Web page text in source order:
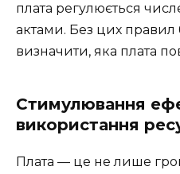
плата регулюється
актами. Без цих правил
визначити, яка плата
Стимулювання
використання
Плата — це не лише